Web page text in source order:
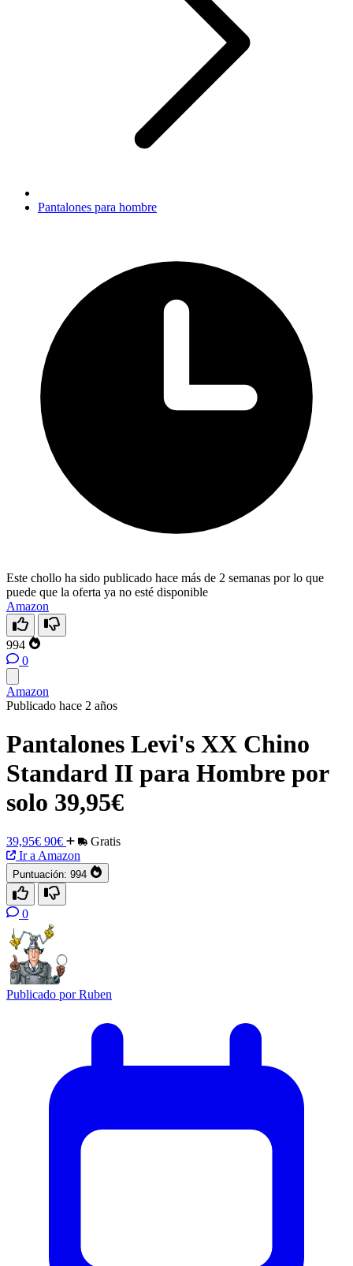
Pantalones para hombre
Este chollo ha sido publicado hace más de 2 semanas por lo que
puede que la oferta ya no esté disponible
Amazon
994
0
Amazon
Publicado hace 2 años
Pantalones Levi's XX Chino
Standard II para Hombre por
solo 39,95€
39,95€ 90€
Gratis
Ir a Amazon
Puntuación: 994
0
Publicado porRuben